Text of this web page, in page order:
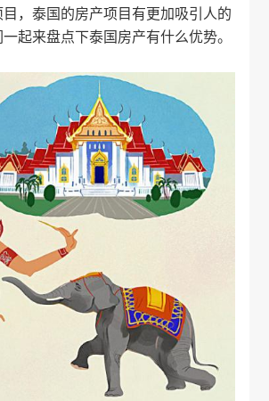
目，泰国的房产项目有更加吸引人的
起来盘点下泰国房产有什么优势。